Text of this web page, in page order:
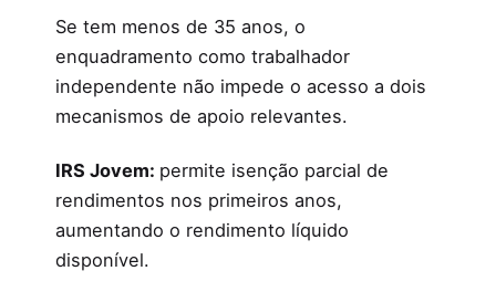
Se tem menos de 35 anos, o
enquadramento como trabalhador
independente não impede o acesso a dois
mecanismos de apoio relevantes.
IRS Jovem: permite isenção parcial de
rendimentos nos primeiros anos,
aumentando o rendimento líquido
disponível.